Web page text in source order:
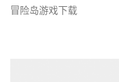
冒险岛游戏下载